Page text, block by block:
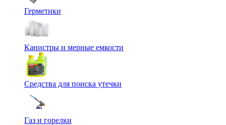
Герметики
Канистры и мерные емкости
Средства для поиска утечки
Газ и горелки